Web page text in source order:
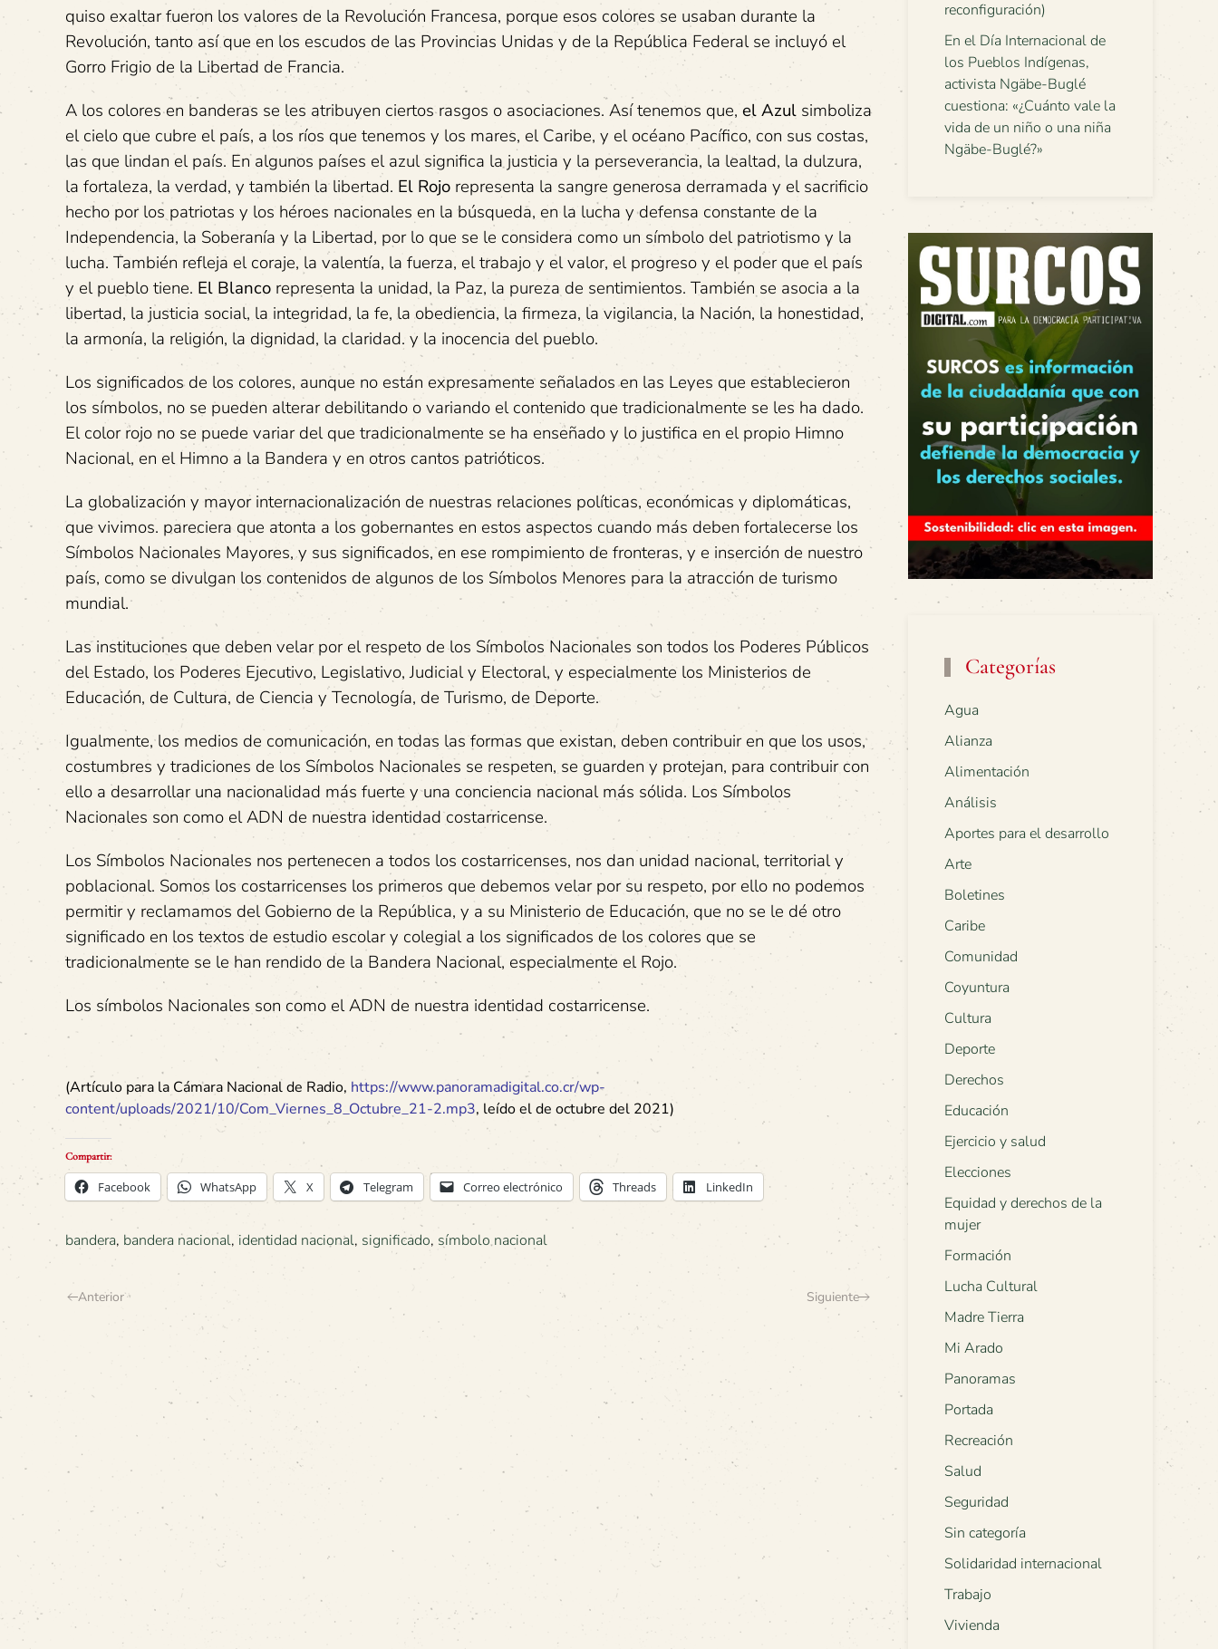
quiso exaltar fueron los valores de la Revolución Francesa, porque esos colores se usaban durante la
Revolución, tanto así que en los escudos de las Provincias Unidas y de la República Federal se incluyó el
Gorro Frigio de la Libertad de Francia.
A los colores en banderas se les atribuyen ciertos rasgos o asociaciones. Así tenemos que, el Azul simboliza
el cielo que cubre el país, a los ríos que tenemos y los mares, el Caribe, y el océano Pacífico, con sus costas,
las que lindan el país. En algunos países el azul significa la justicia y la perseverancia, la lealtad, la dulzura,
la fortaleza, la verdad, y también la libertad. El Rojo representa la sangre generosa derramada y el sacrificio
hecho por los patriotas y los héroes nacionales en la búsqueda, en la lucha y defensa constante de la
Independencia, la Soberanía y la Libertad, por lo que se le considera como un símbolo del patriotismo y la
lucha. También refleja el coraje, la valentía, la fuerza, el trabajo y el valor, el progreso y el poder que el país
y el pueblo tiene. El Blanco representa la unidad, la Paz, la pureza de sentimientos. También se asocia a la
libertad, la justicia social, la integridad, la fe, la obediencia, la firmeza, la vigilancia, la Nación, la honestidad,
la armonía, la religión, la dignidad, la claridad. y la inocencia del pueblo.
Los significados de los colores, aunque no están expresamente señalados en las Leyes que establecieron
los símbolos, no se pueden alterar debilitando o variando el contenido que tradicionalmente se les ha dado.
El color rojo no se puede variar del que tradicionalmente se ha enseñado y lo justifica en el propio Himno
Nacional, en el Himno a la Bandera y en otros cantos patrióticos.
La globalización y mayor internacionalización de nuestras relaciones políticas, económicas y diplomáticas,
que vivimos. pareciera que atonta a los gobernantes en estos aspectos cuando más deben fortalecerse los
Símbolos Nacionales Mayores, y sus significados, en ese rompimiento de fronteras, y e inserción de nuestro
país, como se divulgan los contenidos de algunos de los Símbolos Menores para la atracción de turismo
mundial.
Las instituciones que deben velar por el respeto de los Símbolos Nacionales son todos los Poderes Públicos
del Estado, los Poderes Ejecutivo, Legislativo, Judicial y Electoral, y especialmente los Ministerios de
Educación, de Cultura, de Ciencia y Tecnología, de Turismo, de Deporte.
Igualmente, los medios de comunicación, en todas las formas que existan, deben contribuir en que los usos,
costumbres y tradiciones de los Símbolos Nacionales se respeten, se guarden y protejan, para contribuir con
ello a desarrollar una nacionalidad más fuerte y una conciencia nacional más sólida. Los Símbolos
Nacionales son como el ADN de nuestra identidad costarricense.
Los Símbolos Nacionales nos pertenecen a todos los costarricenses, nos dan unidad nacional, territorial y
poblacional. Somos los costarricenses los primeros que debemos velar por su respeto, por ello no podemos
permitir y reclamamos del Gobierno de la República, y a su Ministerio de Educación, que no se le dé otro
significado en los textos de estudio escolar y colegial a los significados de los colores que se
tradicionalmente se le han rendido de la Bandera Nacional, especialmente el Rojo.
Los símbolos Nacionales son como el ADN de nuestra identidad costarricense.
(Artículo para la Cámara Nacional de Radio, https://www.panoramadigital.co.cr/wp-
content/uploads/2021/10/Com_Viernes_8_Octubre_21-2.mp3, leído el de octubre del 2021)
Compartir:
Facebook WhatsApp X Telegram Correo electrónico Threads LinkedIn
bandera, bandera nacional, identidad nacional, significado, símbolo nacional
Anterior Siguiente
reconfiguración)
En el Día Internacional de
los Pueblos Indígenas,
activista Ngäbe-Buglé
cuestiona: «¿Cuánto vale la
vida de un niño o una niña
Ngäbe-Buglé?»
Categorías
Agua
Alianza
Alimentación
Análisis
Aportes para el desarrollo
Arte
Boletines
Caribe
Comunidad
Coyuntura
Cultura
Deporte
Derechos
Educación
Ejercicio y salud
Elecciones
Equidad y derechos de la
mujer
Formación
Lucha Cultural
Madre Tierra
Mi Arado
Panoramas
Portada
Recreación
Salud
Seguridad
Sin categoría
Solidaridad internacional
Trabajo
Vivienda